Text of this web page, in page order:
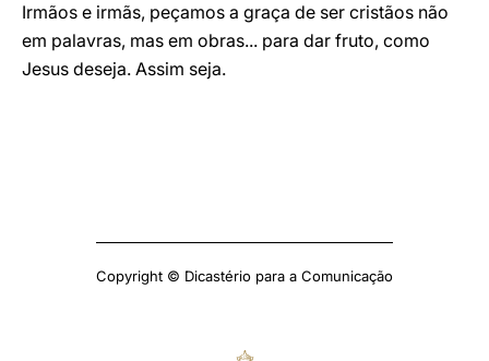
Irmãos e irmãs, peçamos a graça de ser cristãos não
em palavras, mas em obras... para dar fruto, como
Jesus deseja. Assim seja.
Copyright © Dicastério para a Comunicação